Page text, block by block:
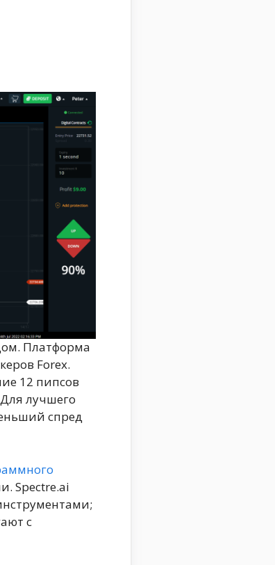
Платформа
Forex.
12 пипсов
лучшего
спред
Spectre.ai
с